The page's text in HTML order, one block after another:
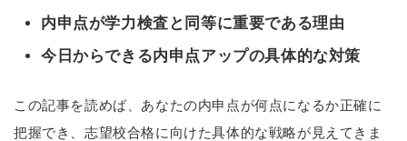
内申点が学力検査と同等に重要である理由
今日からできる内申点アップの具体的な対策
この記事を読めば、あなたの内申点が何点になるか正確に
把握でき、志望校合格に向けた具体的な戦略が見えてきま